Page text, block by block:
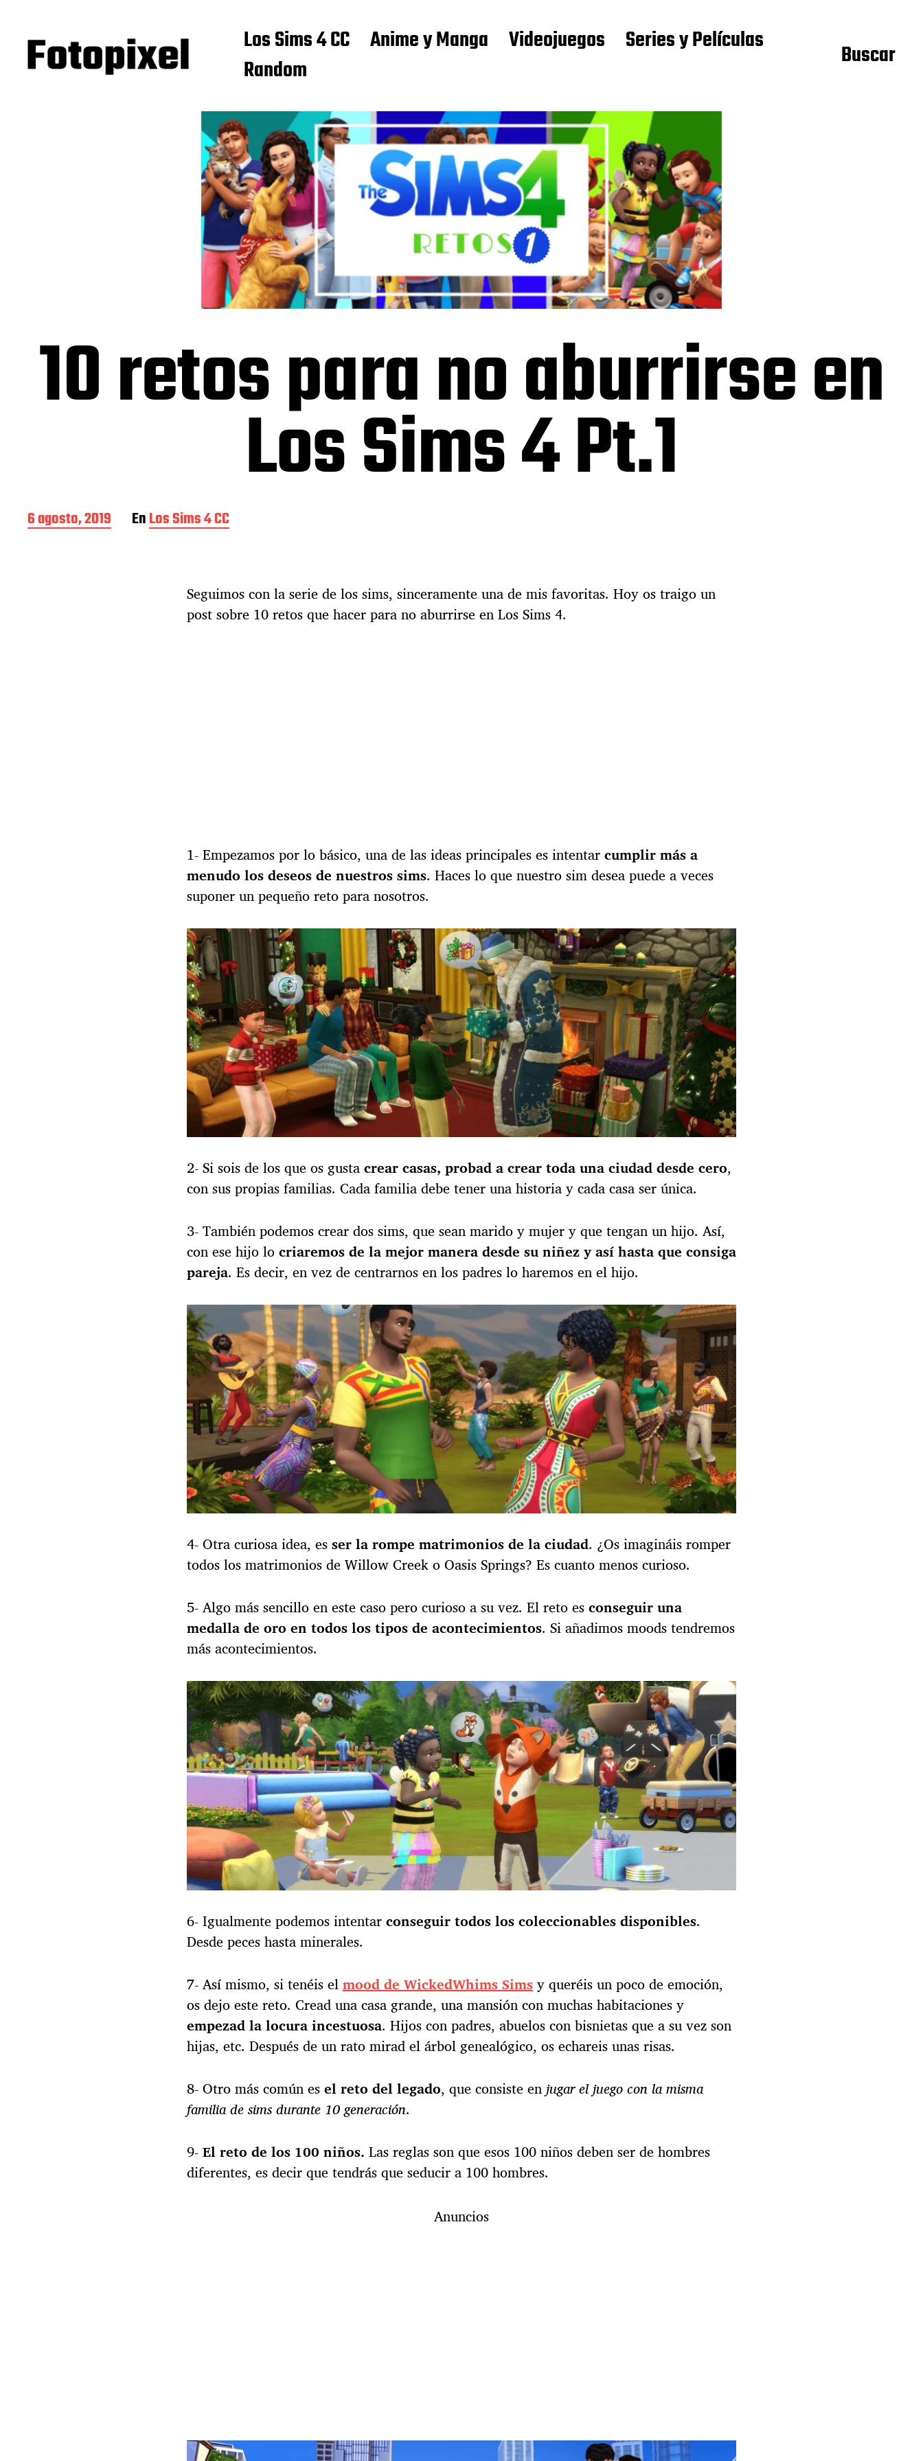
Los Sims 4 CC Anime y Manga Videojuegos
Series y Películas
Random
Buscar
10 retos para no aburrirse en
Los Sims 4 Pt.1
F
e
6 agosto, 2019 EnLos Sims 4 CC
Seguimos con la serie de los sims, sinceramente una de mis favoritas. Hoy os traigo un
post sobre 10 retos que hacer para no aburrirse en Los Sims 4.
1- Empezamos por lo básico, una de las ideas principales es intentarcumplir más a
menudo los deseos de nuestros sims. Haces lo que nuestro sim desea puede a veces
suponer un pequeño reto para nosotros.
2- Si sois de los que os gustacrear casas, probad a crear toda una ciudad desde cero,
con sus propias familias. Cada familia debe tener una historia y cada casa ser única.
3- También podemos crear dos sims, que sean marido y mujer y que tengan un hijo. Así,
con ese hijo locriaremos de la mejor manera desde su niñez y así hasta que consiga
pareja. Es decir, en vez de centrarnos en los padres lo haremos en el hijo.
4- Otra curiosa idea, esser la rompe matrimonios de la ciudad. ¿Os imagináis romper
todos los matrimonios de Willow Creek o Oasis Springs? Es cuanto menos curioso.
5- Algo más sencillo en este caso pero curioso a su vez. El reto esconseguir una
medalla de oro en todos los tipos de acontecimientos. Si añadimos moods tendremos
más acontecimientos.
6- Igualmente podemos intentarconseguir todos los coleccionables disponibles.
Desde peces hasta minerales.
7- Así mismo, si tenéis elmood de WickedWhims Simsy queréis un poco de emoción,
os dejo este reto. Cread una casa grande, una mansión con muchas habitaciones y
empezad la locura incestuosa. Hijos con padres, abuelos con bisnietas que a su vez son
hijas, etc. Después de un rato mirad el árbol genealógico, os echareis unas risas.
8- Otro más común esel reto del legado, que consiste enjugar el juego con la misma
familia de sims durante 10 generación.
9-El reto de los 100 niños. Las reglas son que esos 100 niños deben ser de hombres
diferentes, es decir que tendrás que seducir a 100 hombres.
Anuncios